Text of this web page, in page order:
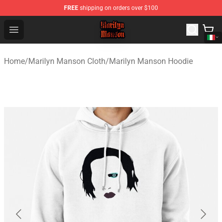
FREE shipping on orders over $100
Open menu
Marilyn Manson Shop - Official Marilyn Manson
Home/Marilyn Manson Cloth/Marilyn Manson Hoodie